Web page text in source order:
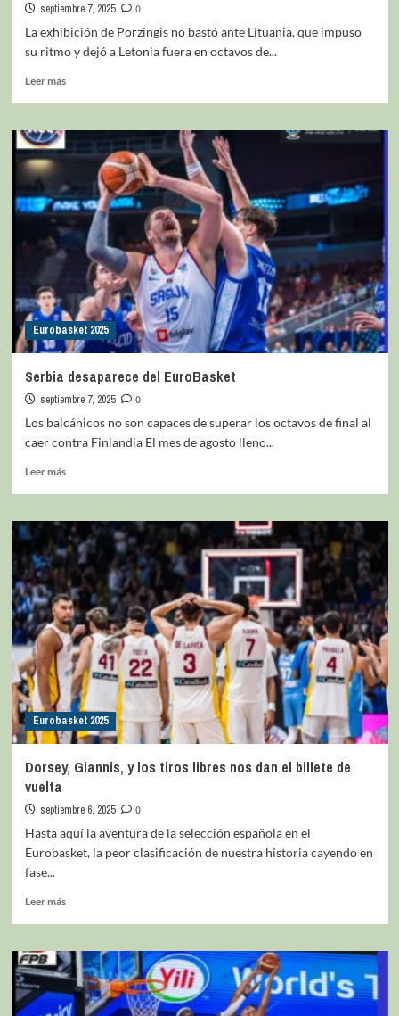
septiembre 7, 2025
0
La exhibición de Porzingis no bastó ante Lituania, que impuso
su ritmo y dejó a Letonia fuera en octavos de...
Leer más
Eurobasket 2025
Serbia desaparece del EuroBasket
septiembre 7, 2025
0
Los balcánicos no son capaces de superar los octavos de final al
caer contra Finlandia El mes de agosto lleno...
Leer más
Eurobasket 2025
Dorsey, Giannis, y los tiros libres nos dan el billete de
vuelta
septiembre 6, 2025
0
Hasta aquí la aventura de la selección española en el
Eurobasket, la peor clasificación de nuestra historia cayendo en
fase...
Leer más